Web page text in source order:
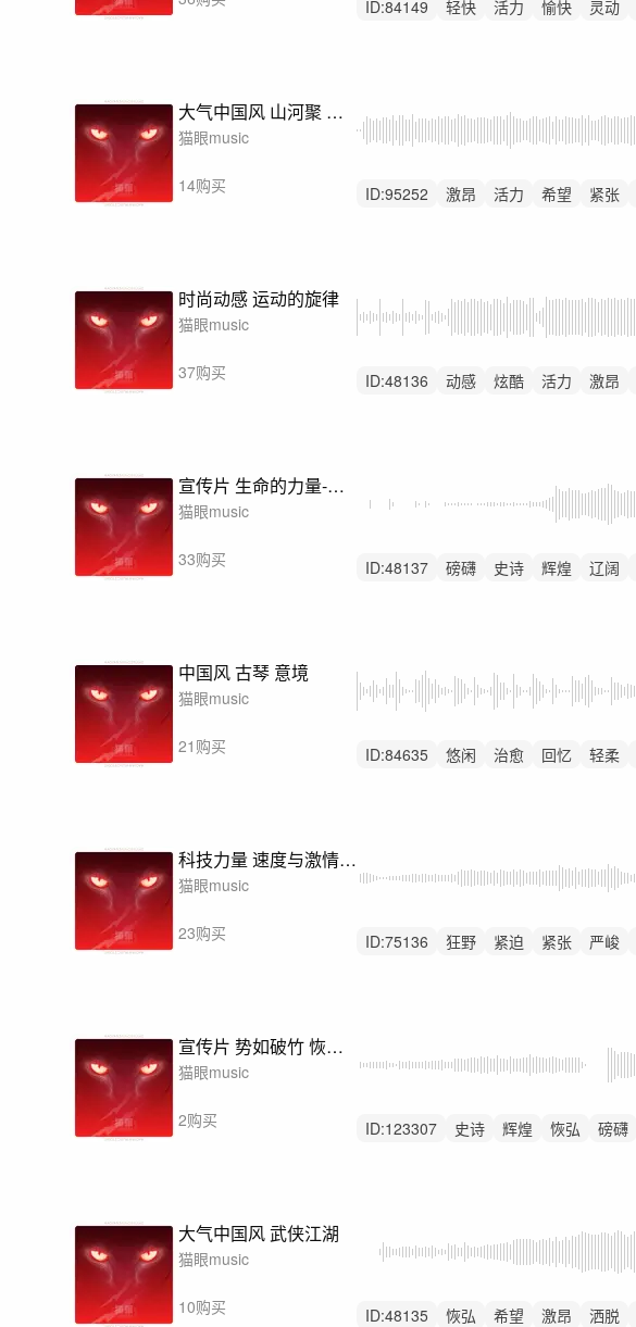
ID:84149 轻快 活力 愉快 灵动
大气中国风 山河聚 壮阔恢弘震撼
猫眼music
14购买 ID:95252 激昂 活力 希望 紧张
时尚动感 运动的旋律
猫眼music
37购买 ID:48136 动感 炫酷 活力 激昂
宣传片 生命的力量-恢弘管弦乐
猫眼music
33购买 ID:48137 磅礴 史诗 辉煌 辽阔
中国风 古琴 意境
猫眼music
21购买 ID:84635 悠闲 治愈 回忆 轻柔
科技力量 速度与激情-赛博朋客
猫眼music
23购买 ID:75136 狂野 紧迫 紧张 严峻
宣传片 势如破竹 恢弘管弦乐
猫眼music
2购买 ID:123307 史诗 辉煌 恢弘 磅礴
大气中国风 武侠江湖
猫眼music
10购买 ID:48135 恢弘 希望 激昂 洒脱